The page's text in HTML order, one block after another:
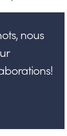
nous